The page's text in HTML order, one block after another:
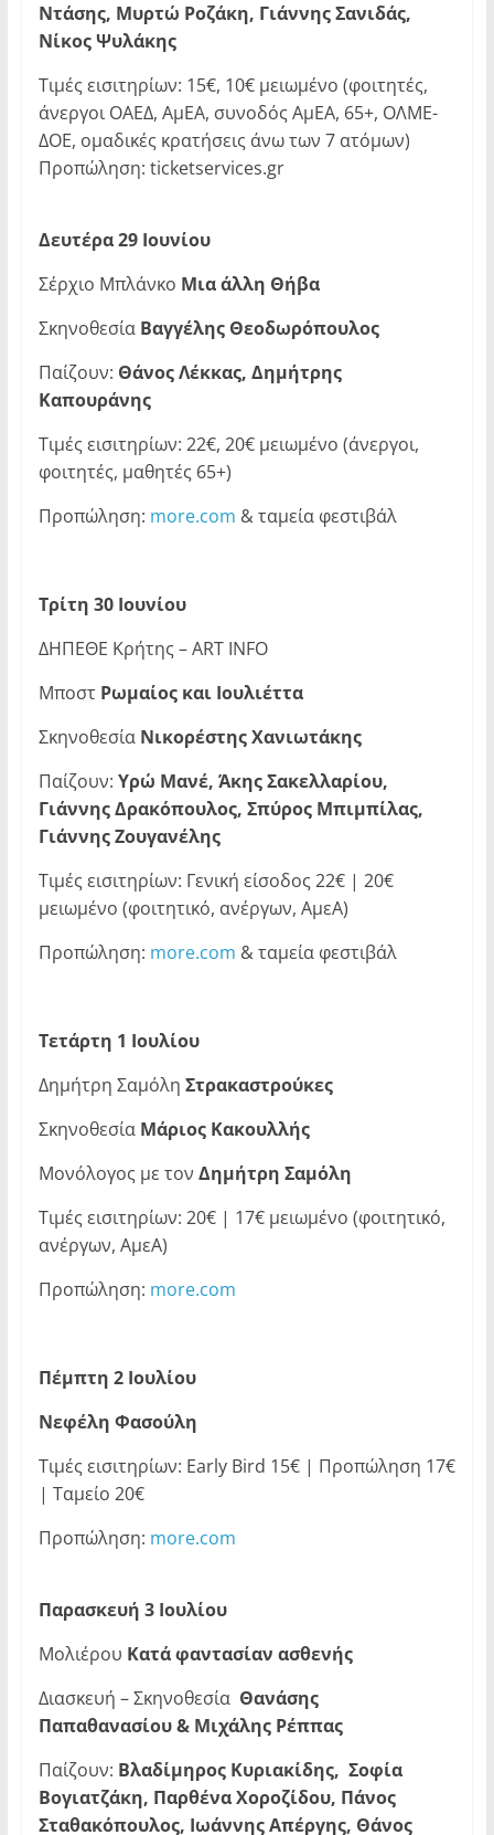
Ντάσης, Μυρτώ Ροζάκη, Γιάννης Σανιδάς,
Νίκος Ψυλάκης
Τιμές εισιτηρίων: 15€, 10€ μειωμένο (φοιτητές,
άνεργοι ΟΑΕΔ, ΑμΕΑ, συνοδός ΑμΕΑ, 65+, ΟΛΜΕ-
ΔΟΕ, ομαδικές κρατήσεις άνω των 7 ατόμων)
Προπώληση: ticketservices.gr
Δευτέρα 29 Ιουνίου
Σέρχιο Μπλάνκο Μια άλλη Θήβα
Σκηνοθεσία Βαγγέλης Θεοδωρόπουλος
Παίζουν: Θάνος Λέκκας, Δημήτρης
Καπουράνης
Τιμές εισιτηρίων: 22€, 20€ μειωμένο (άνεργοι,
φοιτητές, μαθητές 65+)
Προπώληση: more.com & ταμεία φεστιβάλ
Τρίτη 30 Ιουνίου
ΔΗΠΕΘΕ Κρήτης – ART INFO
Μποστ Ρωμαίος και Ιουλιέττα
Σκηνοθεσία Νικορέστης Χανιωτάκης
Παίζουν: Υρώ Μανέ, Άκης Σακελλαρίου,
Γιάννης Δρακόπουλος, Σπύρος Μπιμπίλας,
Γιάννης Ζουγανέλης
Τιμές εισιτηρίων: Γενική είσοδος 22€ | 20€
μειωμένο (φοιτητικό, ανέργων, ΑμεΑ)
Προπώληση: more.com & ταμεία φεστιβάλ
Τετάρτη 1 Ιουλίου
Δημήτρη Σαμόλη Στρακαστρούκες
ΣκηνοθεσίαΜάριος Κακουλλής
Μονόλογος με τον Δημήτρη Σαμόλη
Τιμές εισιτηρίων: 20€ | 17€ μειωμένο (φοιτητικό,
ανέργων, ΑμεΑ)
Προπώληση: more.com
Πέμπτη 2 Ιουλίου
Νεφέλη Φασούλη
Τιμές εισιτηρίων: Early Bird 15€ | Προπώληση 17€
| Ταμείο 20€
Προπώληση: more.com
Παρασκευή 3 Ιουλίου
Μολιέρου Κατά φαντασίαν ασθενής
Διασκευή – Σκηνοθεσία Θανάσης
Παπαθανασίου & Μιχάλης Ρέππας
Παίζουν: Βλαδίμηρος Κυριακίδης, Σοφία
Βογιατζάκη, Παρθένα Χοροζίδου, Πάνος
Σταθακόπουλος, Ιωάννης Απέργης, Θάνος